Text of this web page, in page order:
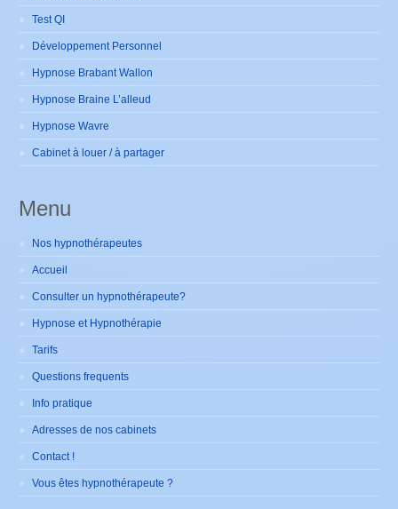
Test QI
Développement Personnel
Hypnose Brabant Wallon
Hypnose Braine L’alleud
Hypnose Wavre
Cabinet à louer / à partager
Menu
Nos hypnothérapeutes
Accueil
Consulter un hypnothérapeute?
Hypnose et Hypnothérapie
Tarifs
Questions frequents
Info pratique
Adresses de nos cabinets
Contact !
Vous êtes hypnothérapeute ?